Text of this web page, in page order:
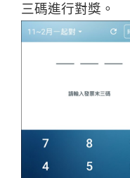
三碼進行對獎。